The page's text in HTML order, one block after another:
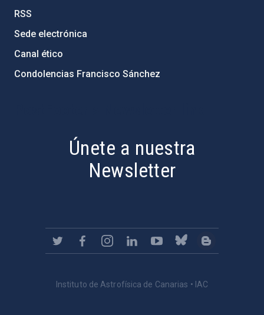
RSS
Sede electrónica
Canal ético
Condolencias Francisco Sánchez
Únete a nuestra
Newsletter
Instituto de Astrofísica de Canarias • IAC